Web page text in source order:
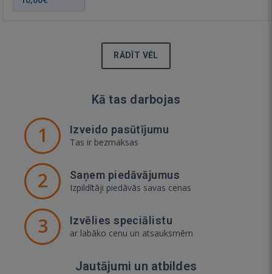
RĀDĪT VĒL
Kā tas darbojas
1 Izveido pasūtījumu
Tas ir bezmaksas
2 Saņem piedāvājumus
Izpildītāji piedāvās savas cenas
3 Izvēlies speciālistu
ar labāko cenu un atsauksmēm
Jautājumi un atbildes